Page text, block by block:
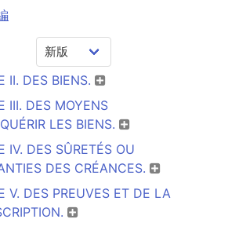
II. DES BIENS.
III. DES MOYENS
LES BIENS.
IV. DES SÛRETÉS OU
DES CRÉANCES.
V. DES PREUVES ET DE LA